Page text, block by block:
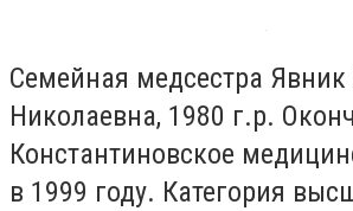
Семейная медсестра
Николаевна, 1980 г.р.
Константиновское
в 1999 году. Категория